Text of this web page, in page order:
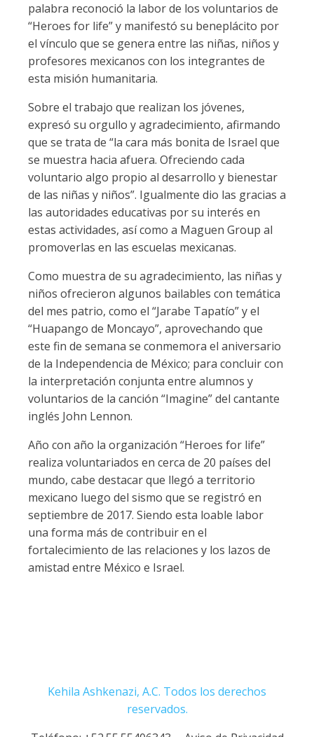
palabra reconoció la labor de los voluntarios de
“Heroes for life” y manifestó su beneplácito por
el vínculo que se genera entre las niñas, niños y
profesores mexicanos con los integrantes de
esta misión humanitaria.
Sobre el trabajo que realizan los jóvenes,
expresó su orgullo y agradecimiento, afirmando
que se trata de “la cara más bonita de Israel que
se muestra hacia afuera. Ofreciendo cada
voluntario algo propio al desarrollo y bienestar
de las niñas y niños”. Igualmente dio las gracias a
las autoridades educativas por su interés en
estas actividades, así como a Maguen Group al
promoverlas en las escuelas mexicanas.
Como muestra de su agradecimiento, las niñas y
niños ofrecieron algunos bailables con temática
del mes patrio, como el “Jarabe Tapatío” y el
“Huapango de Moncayo”, aprovechando que
este fin de semana se conmemora el aniversario
de la Independencia de México; para concluir con
la interpretación conjunta entre alumnos y
voluntarios de la canción “Imagine” del cantante
inglés John Lennon.
Año con año la organización “Heroes for life”
realiza voluntariados en cerca de 20 países del
mundo, cabe destacar que llegó a territorio
mexicano luego del sismo que se registró en
septiembre de 2017. Siendo esta loable labor
una forma más de contribuir en el
fortalecimiento de las relaciones y los lazos de
amistad entre México e Israel.
Kehila Ashkenazi, A.C. Todos los derechos
reservados.